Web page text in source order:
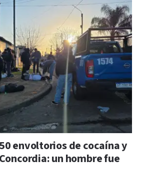
envoltorios de cocaína y
un hombre fue